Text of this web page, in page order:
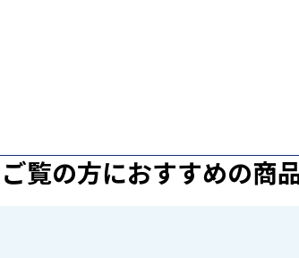
ご覧の方におすすめの商